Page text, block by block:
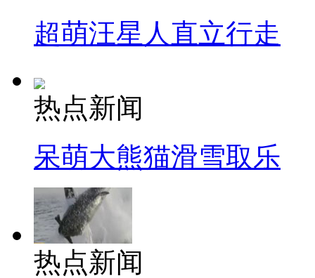
超萌汪星人直立行走
热点新闻
呆萌大熊猫滑雪取乐
热点新闻